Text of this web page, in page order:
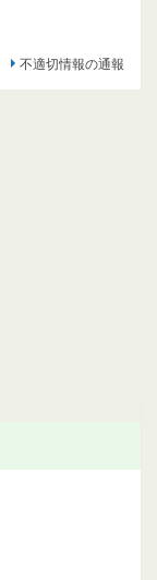
不適切情報の通報